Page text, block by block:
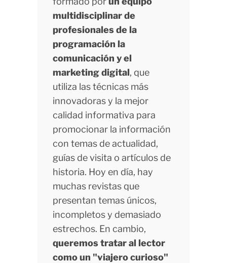
multidisciplinar de
profesionales de la
programación la
comunicación y el
marketing digital, que
utiliza las técnicas más
innovadoras y la mejor
calidad informativa para
promocionar la información
con temas de actualidad,
guías de visita o artículos de
historia. Hoy en día, hay
muchas revistas que
presentan temas únicos,
incompletos y demasiado
estrechos. En cambio,
queremos tratar al lector
como un "viajero curioso"